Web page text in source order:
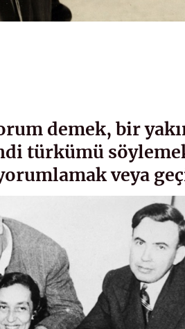
demek, bir
türkümü
veya